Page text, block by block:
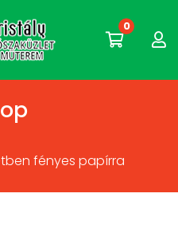
0
fényes papírra